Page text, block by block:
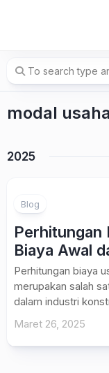
modal usaha
2025
Blog
Perhitungan
Biaya Awal
Perhitungan biaya
merupakan salah
dalam industri
Maret 26, 2025